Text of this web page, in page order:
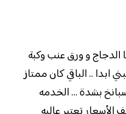
و ورق عنب وكبة
ابدا .. الباقي كان ممتاز
بشدة … الخدمه